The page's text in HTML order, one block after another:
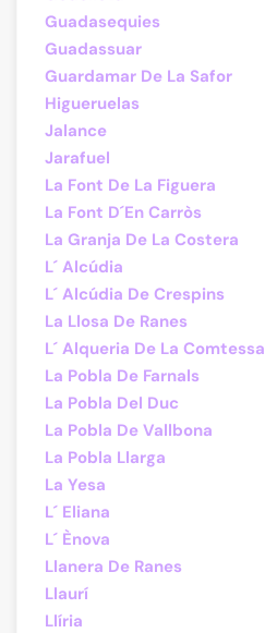
Guadasequies
Guadassuar
Guardamar De La Safor
Higueruelas
Jalance
Jarafuel
La Font De La Figuera
La Font D´En Carròs
La Granja De La Costera
L´ Alcúdia
L´ Alcúdia De Crespins
La Llosa De Ranes
L´ Alqueria De La Comtessa
La Pobla De Farnals
La Pobla Del Duc
La Pobla De Vallbona
La Pobla Llarga
La Yesa
L´ Eliana
L´ Ènova
Llanera De Ranes
Llaurí
Llíria